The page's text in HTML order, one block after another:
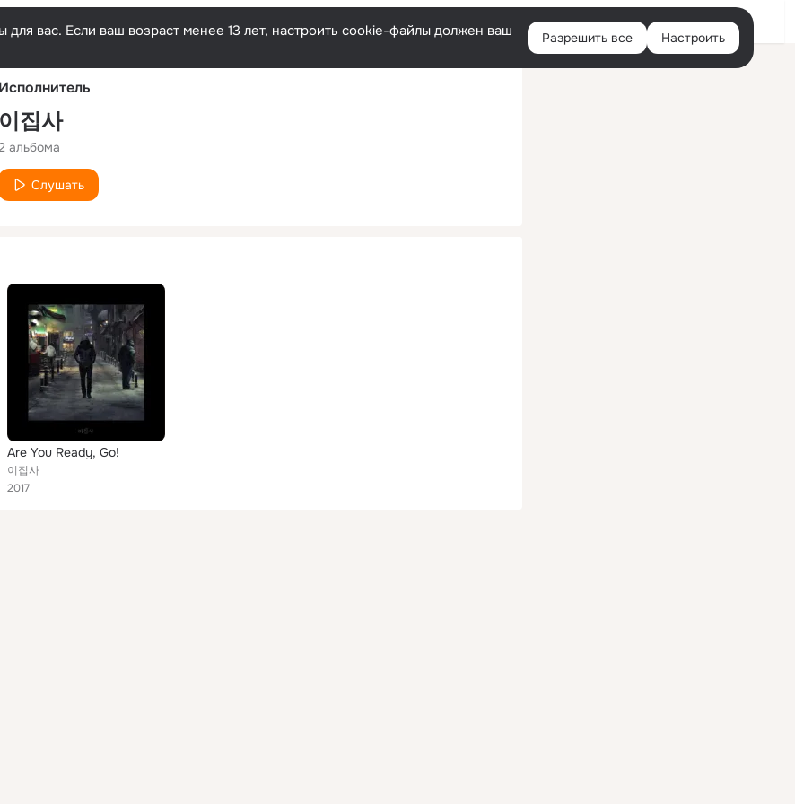
Русский Войти
вас. Если ваш возраст менее 13 лет, настроить cookie-файлы должен ваш
Разрешить все Настроить
Исполнитель
이집사
2 альбома
Слушать
Are You Ready, Go!
이집사
2017